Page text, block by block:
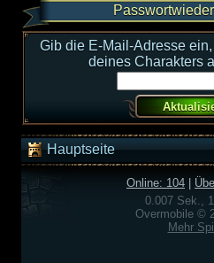
Gib die E-Mail-Adresse
deines Charakters
Hauptseite
Online: 104
0.007 Sek.,
Overmobile ©
Mehr